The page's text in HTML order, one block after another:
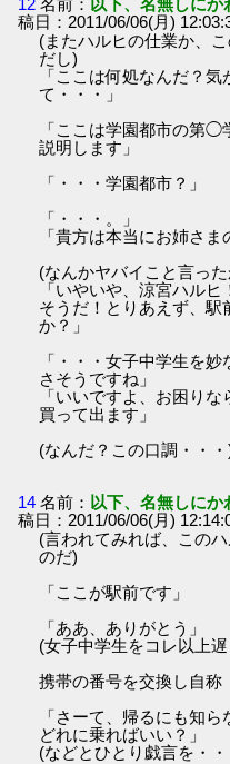
12 名前： 以下、名無しに
稿日：2011/06/06(月)
(またハルヒの仕業か、
だし)
「ここは何処なんだ？
て・・・」
「ここは学園都市の第
説明します」
「・・・学園都市？」
「・・・。」
「貴方は本当にお姉さま
(なんかヤバイこと言っ
「いやいや、涼宮ハルヒ
そうだ！とりあえず、駅
か？」
「・・・女子中学生を
さそうですね」
「いいですよ、お困り
買って出ます」
(なんだ？この口調・・・
14 名前： 以下、名無しに
稿日：2011/06/06(月)
(言われてみれば、この
のだ)
「ここが駅前です」
「ああ、ありがとう」
(女子中学生をコレ以上
携帯の番号を交換し自称
「さーて、帰るにも知
どれに乗ればいい？」
(などとひとり戯言を・